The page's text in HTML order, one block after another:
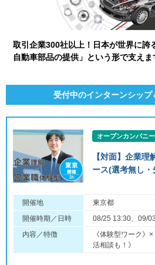
取引企業300社以上！日本が世界に誇
自動車部品の提供」という形で支えま
受付中のインターンシップ
オープンカンパニ
【対面】企業理
ース(選考無し・
開催地
東京都
開催時期／日時
08/25 13:30、09/
内容／特徴
《体験型ワーク》
活相談も！》